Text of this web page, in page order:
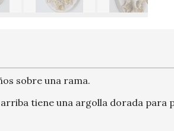
sobre una rama.
tiene una argolla dorada para